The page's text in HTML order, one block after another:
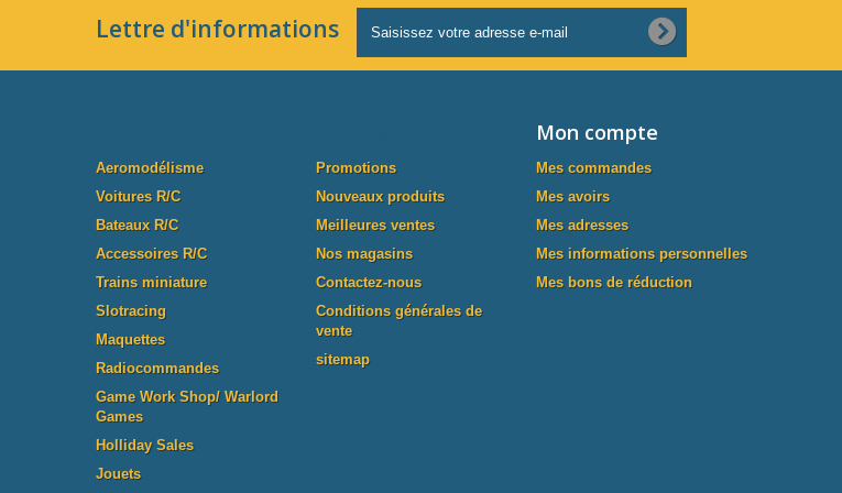
Lettre d'informations
Aeromodélisme
Voitures R/C
Bateaux R/C
Accessoires R/C
Trains miniature
Slotracing
Maquettes
Radiocommandes
Game Work Shop/ Warlord
Games
Holliday Sales
Jouets
Promotions
Nouveaux produits
Meilleures ventes
Nos magasins
Contactez-nous
Conditions générales de
vente
sitemap
Mon compte
Mes commandes
Mes avoirs
Mes adresses
Mes informations personnelles
Mes bons de réduction